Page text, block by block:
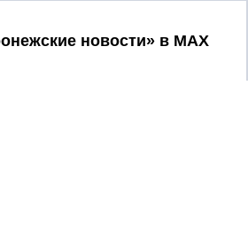
Принять